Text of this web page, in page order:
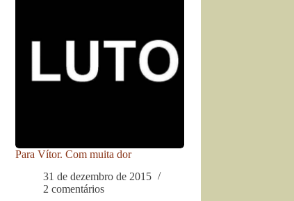
Para Vítor. Com muita dor
31 de dezembro de 2015
2 comentários